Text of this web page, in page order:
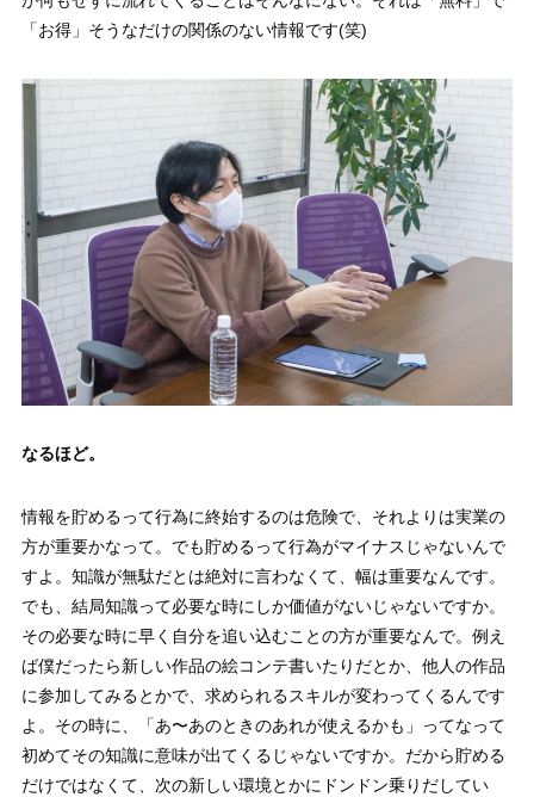
「お得」そうなだけの関係のない情報です(笑)
なるほど。
情報を貯めるって行為に終始するのは危険で、それよりは実業の
方が重要かなって。でも貯めるって行為がマイナスじゃないんで
すよ。知識が無駄だとは絶対に言わなくて、幅は重要なんです。
でも、結局知識って必要な時にしか価値がないじゃないですか。
その必要な時に早く自分を追い込むことの方が重要なんで。例え
ば僕だったら新しい作品の絵コンテ書いたりだとか、他人の作品
に参加してみるとかで、求められるスキルが変わってくるんです
よ。その時に、「あ〜あのときのあれが使えるかも」ってなって
初めてその知識に意味が出てくるじゃないですか。だから貯める
だけではなくて、次の新しい環境とかにドンドン乗りだしてい